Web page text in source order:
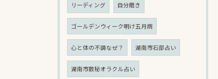
リーディング 自分磨き
ゴールデンウィーク明け五月病
心と体の不調なぜ？ 湖南市石部占い
湖南市数秘オラクル占い